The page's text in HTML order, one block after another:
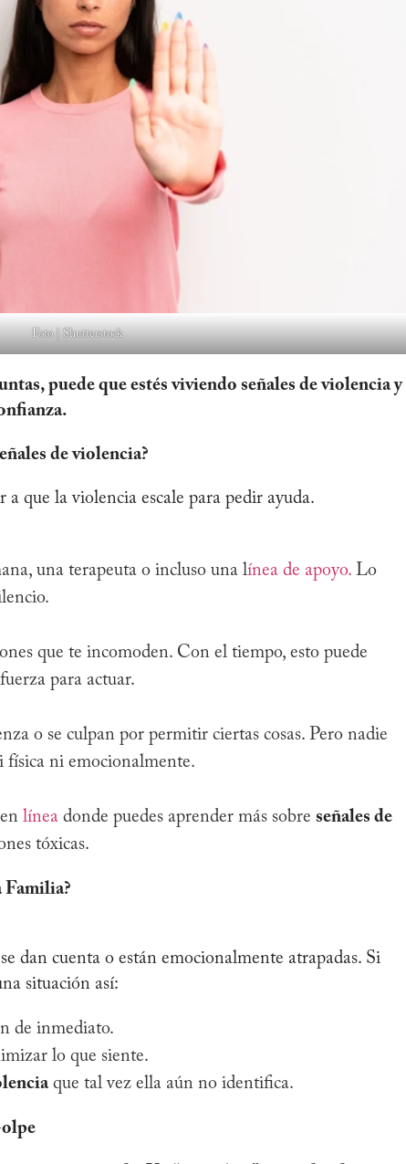
Foto | Shutterstock
puede que estés viviendo señales de violencia y
de violencia?
a que la violencia escale para pedir ayuda.
una terapeuta o incluso una línea de apoyo. Lo
que te incomoden. Con el tiempo, esto puede
para actuar.
o se culpan por permitir ciertas cosas. Pero nadie
física ni emocionalmente.
línea donde puedes aprender más sobre señales de
tóxicas.
Familia?
dan cuenta o están emocionalmente atrapadas. Si
situación así:
de inmediato.
lo que siente.
que tal vez ella aún no identifica.